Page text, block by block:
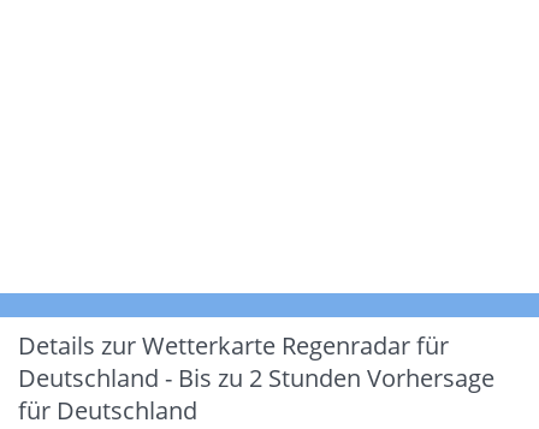
Details zur Wetterkarte Regenradar für
Deutschland - Bis zu 2 Stunden Vorhersage
für Deutschland